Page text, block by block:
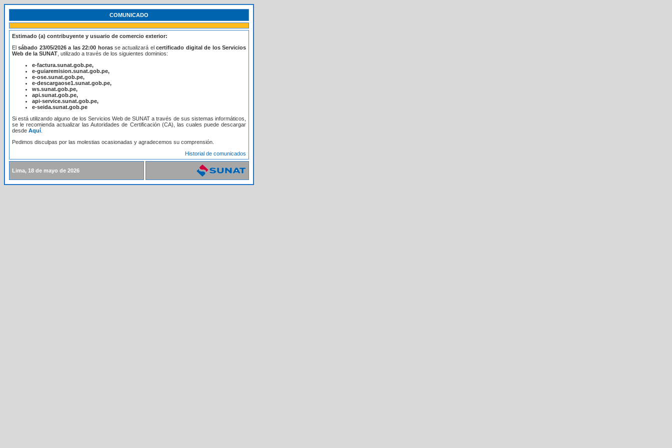
COMUNICADO
Estimado (a) contribuyente y usuario de comercio exterior:
Elsábado 23/05/2026 a las 22:00 horasse actualizará elcertificado digital de los Servicios
Web de la SUNAT , utilizado a través de los siguientes dominios:
e-factura.sunat.gob.pe,
e-guiaremision.sunat.gob.pe,
e-ose.sunat.gob.pe,
e-descargaose1.sunat.gob.pe,
ws.sunat.gob.pe,
api.sunat.gob.pe,
api-service.sunat.gob.pe,
e-seida.sunat.gob.pe
Si está utilizando alguno de los Servicios Web de SUNAT a través de sus sistemas informáticos,
se le recomienda actualizar las Autoridades de Certificación (CA), las cuales puede descargar
desde Aquí
Pedimos disculpas por las molestias ocasionadas y agradecemos su comprensión.
Historial de comunicados
Lima, 18 de mayo de 2026